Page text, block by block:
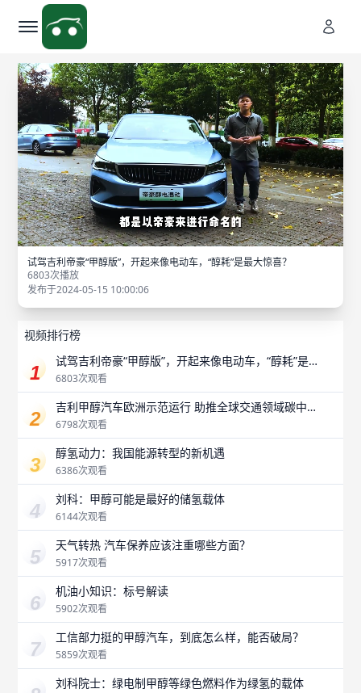
试驾吉利帝豪“甲醇版”，开起来像电动车，“醇耗”是最大惊喜？
6803次播放
发布于2024-05-15 10:00:06
视频排行榜
试驾吉利帝豪“甲醇版”，开起来像电动车，“醇耗”是
最大惊喜？
6803次观看
吉利甲醇汽车欧洲示范运行 助推全球交通领域碳中
和
6798次观看
醇氢动力：我国能源转型的新机遇
6386次观看
刘科：甲醇可能是最好的储氢载体
6144次观看
天气转热 汽车保养应该注重哪些方面？
5917次观看
机油小知识：标号解读
5902次观看
工信部力挺的甲醇汽车，到底怎么样，能否破局？
5859次观看
刘科院士：绿电制甲醇等绿色燃料作为绿氢的载体